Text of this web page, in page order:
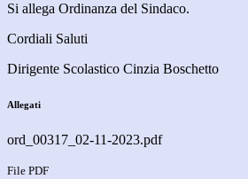
Si allega Ordinanza del Sindaco.
Cordiali Saluti
Dirigente Scolastico Cinzia Boschetto
Allegati
ord_00317_02-11-2023.pdf
File PDF